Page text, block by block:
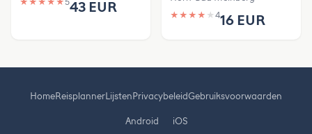
43 EUR ★ ★ ★ ★ ★ 416 EUR
HomeReisplannerLijstenPrivacybeleidGebruiksvoorwaarden
Android iOS